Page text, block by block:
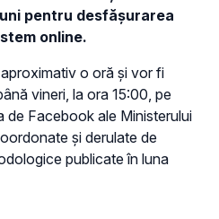
pentru desfășurarea
online.
o oră și vor fi
vineri, la ora 15:00, pe
de Facebook ale Ministerului
și derulate de
publicate în luna